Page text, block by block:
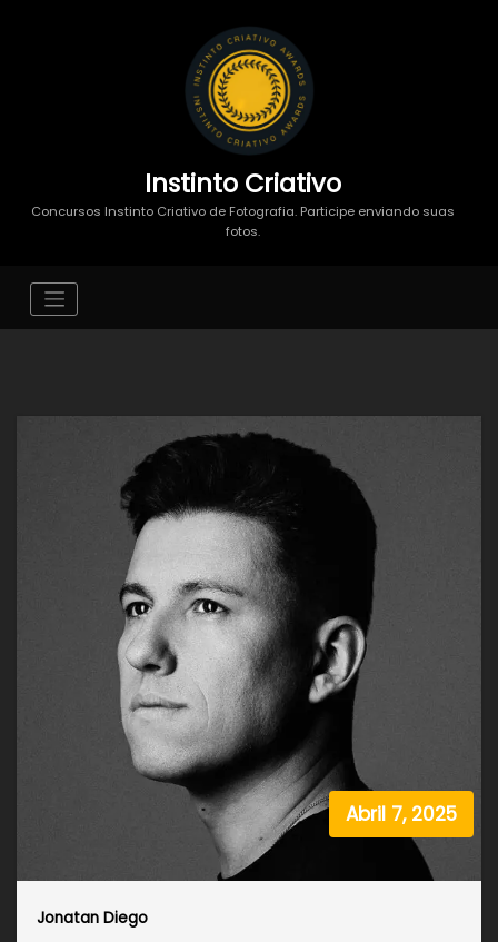
Instinto Criativo
Concursos Instinto Criativo de Fotografia. Participe enviando suas
fotos.
Abril 7, 2025
Jonatan Diego